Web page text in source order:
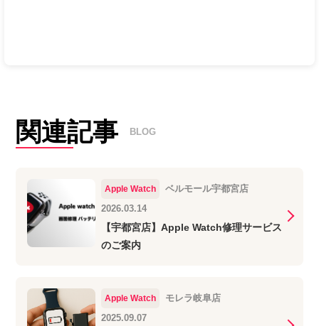
関連記事 BLOG
Apple Watch
ベルモール宇都宮店
2026.03.14
【宇都宮店】Apple Watch修理サービス
のご案内
Apple Watch
モレラ岐阜店
2025.09.07